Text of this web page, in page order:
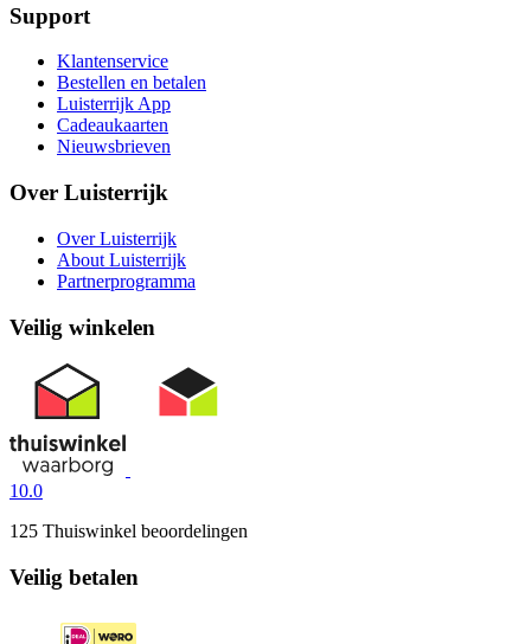
Support
Klantenservice
Bestellen en betalen
Luisterrijk App
Cadeaukaarten
Nieuwsbrieven
Over Luisterrijk
Over Luisterrijk
About Luisterrijk
Partnerprogramma
Veilig winkelen
10.0
125 Thuiswinkel beoordelingen
Veilig betalen